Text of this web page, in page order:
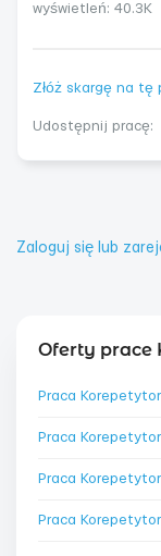
wyświetleń: 40.3K
Złóż skargę na tę
Udostępnij pracę:
Zaloguj się lub
Oferty prace
Praca
Praca
Praca
Praca